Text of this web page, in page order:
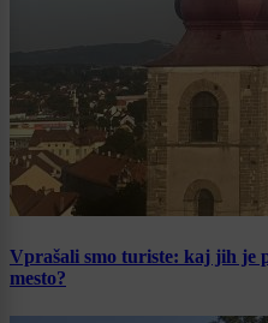
Vprašali smo turiste: kaj jih je
mesto?